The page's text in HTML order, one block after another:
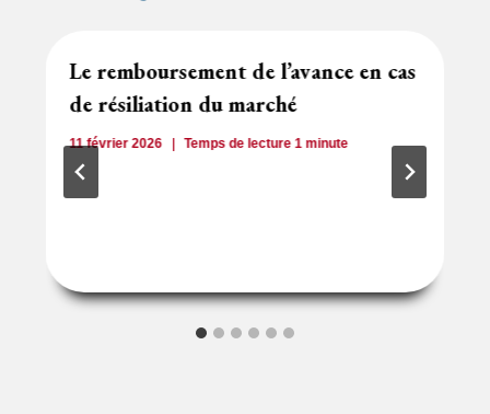
Le remboursement de l’avance en cas
de résiliation du marché
11 février 2026 Temps de lecture 1minute